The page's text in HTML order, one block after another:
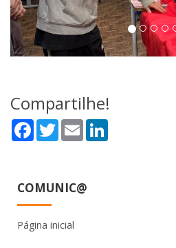
Compartilhe!
Facebook
TwitterEmail
COMUNIC@
Página inicial